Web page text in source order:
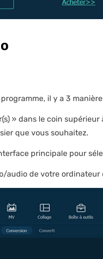
il y a 3
» dans le coin
que vous souhaitez.
principale pour
audio de votre